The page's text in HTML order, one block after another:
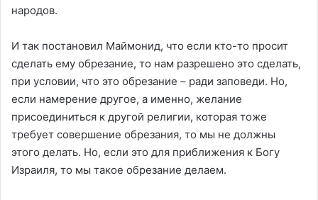
народов.
И так постановил Маймонид, что если кто-то просит
сделать ему обрезание, то нам разрешено это сделать,
при условии, что это обрезание – ради заповеди. Но,
если намерение другое, а именно, желание
присоединиться к другой религии, которая тоже
требует совершение обрезания, то мы не должны
этого делать. Но, если это для приближения к Богу
Израиля, то мы такое обрезание делаем.